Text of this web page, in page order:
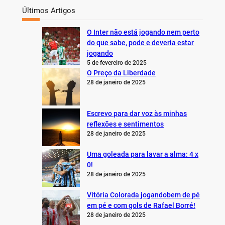
Últimos Artigos
O Inter não está jogando nem perto
do que sabe, pode e deveria estar
jogando
5 de fevereiro de 2025
O Preço da Liberdade
28 de janeiro de 2025
Escrevo para dar voz às minhas
reflexões e sentimentos
28 de janeiro de 2025
Uma goleada para lavar a alma: 4 x
0!
28 de janeiro de 2025
Vitória Colorada jogandobem de pé
em pé e com gols de Rafael Borré!
28 de janeiro de 2025